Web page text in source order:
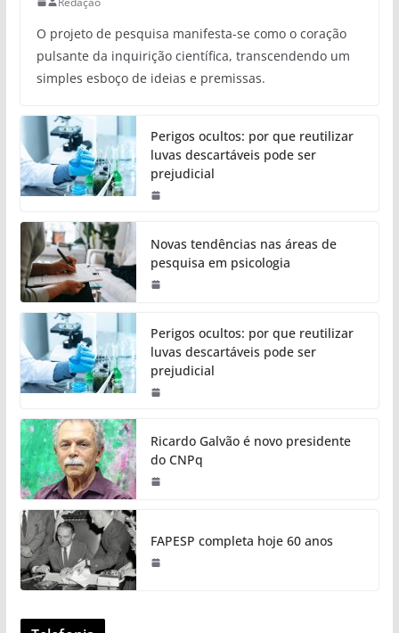
O projeto de pesquisa manifesta-se como o coração
pulsante da inquirição científica, transcendendo um
simples esboço de ideias e premissas.
Perigos ocultos: por que reutilizar
luvas descartáveis pode ser
prejudicial
Novas tendências nas áreas de
pesquisa em psicologia
Perigos ocultos: por que reutilizar
luvas descartáveis pode ser
prejudicial
Ricardo Galvão é novo presidente
do CNPq
FAPESP completa hoje 60 anos